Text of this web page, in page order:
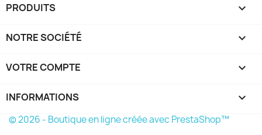
PRODUITS 
NOTRE SOCIÉTÉ 
VOTRE COMPTE 
INFORMATIONS keyboard_arrow_down
© 2026 - Boutique en ligne créée avec PrestaShop™